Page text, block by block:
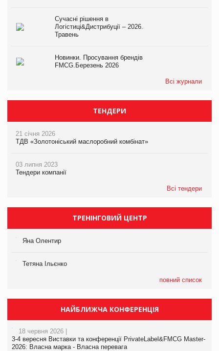
Сучасні рішення в
Логістиці&Дистрибуції – 2026.
Травень
Новинки. Просування брендів
FMCG.Березень 2026
Всі журнали
ТЕНДЕРИ
21 січня 2026
ТДВ «Золотоніський маслоробний комбінат»
03 липня 2023
Тендери компанії
Всі тендери
ТРЕНІНГОВИЙ ЦЕНТР
Яна Олентир
Тетяна Ільєнко
повний список
НАЙБЛИЖЧА КОНФЕРЕНЦІЯ
18 червня 2026 |
3-4 вересня Виставки та конференції PrivateLabel&FMCG Master-
2026: Власна марка - Власна перевага